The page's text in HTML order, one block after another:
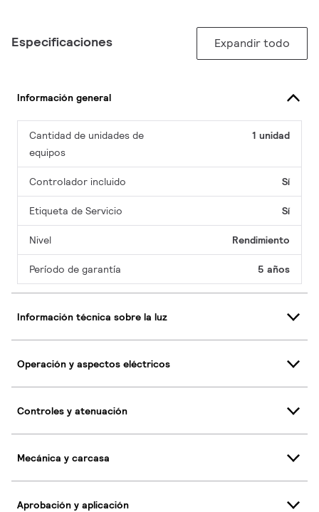
Especificaciones Expandir todo
Información general
Cantidad de unidades de
equipos
1 unidad
Controlador incluido Sí
Etiqueta de Servicio Sí
Nivel Rendimiento
Período de garantía 5 años
Información técnica sobre la luz
Operación y aspectos eléctricos
Controles y atenuación
Mecánica y carcasa
Aprobación y aplicación